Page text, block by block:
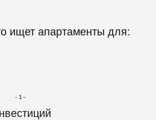
ищет апартаменты для:
-1-